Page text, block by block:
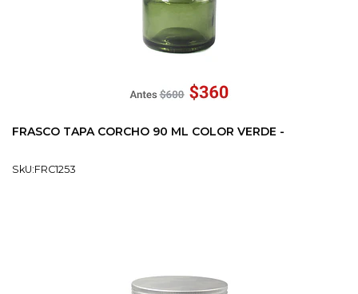
FRASCO TAPA CORCHO 90 ML COLOR VERDE -
SkU:FRC1253